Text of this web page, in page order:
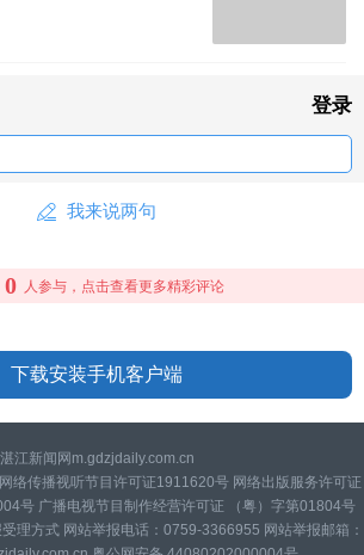
登录
我来说两句
0 人参与，点击查看更多精彩评论
下载安装手机客户端
湛江新闻网m.gdzjdaily.com.cn
络传播视听节目许可证1911620号 网络出版服务许可证
号 广播电视节目制作经营许可证 （粤）字第01804号
理方式 网站举报电话：0759-3366955 网站举报邮箱：